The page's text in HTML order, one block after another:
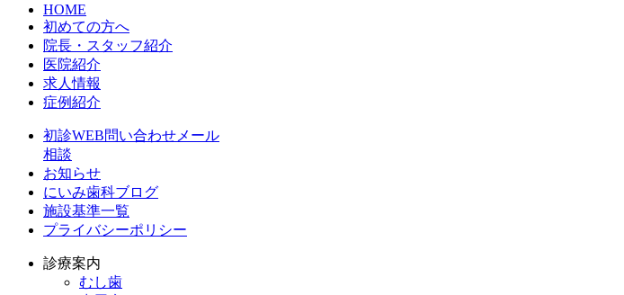
HOME
初めての方へ
院長・スタッフ紹介
医院紹介
求人情報
症例紹介
初診WEB問い合わせメール
相談
お知らせ
にいみ歯科ブログ
施設基準一覧
プライバシーポリシー
診療案内
むし歯